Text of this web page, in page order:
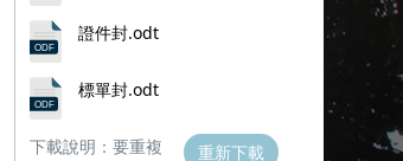
證件封.odt
標單封.odt
下載說明：要重複
重新下載